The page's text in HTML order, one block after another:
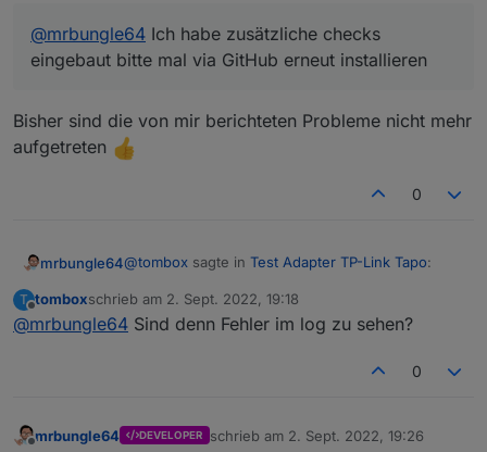
@mrbungle64 Ich habe zusätzliche checks
eingebaut bitte mal via GitHub erneut installieren
Bisher sind die von mir berichteten Probleme nicht mehr
aufgetreten
0
mrbungle64@tombox sagte in Test Adapter TP-Link Tapo:
@mrbungle64Ich habe zusätzliche checks
T
Offline
tomboxschrieb am 2. Sept. 2022, 19:18
zuletzt editiert von
@mrbungle64 Sind denn Fehler im log zu sehen?
0
mrbungle64 DEVELOPER schrieb am 2. Sept. 2022, 19:26
zuletzt editiert von